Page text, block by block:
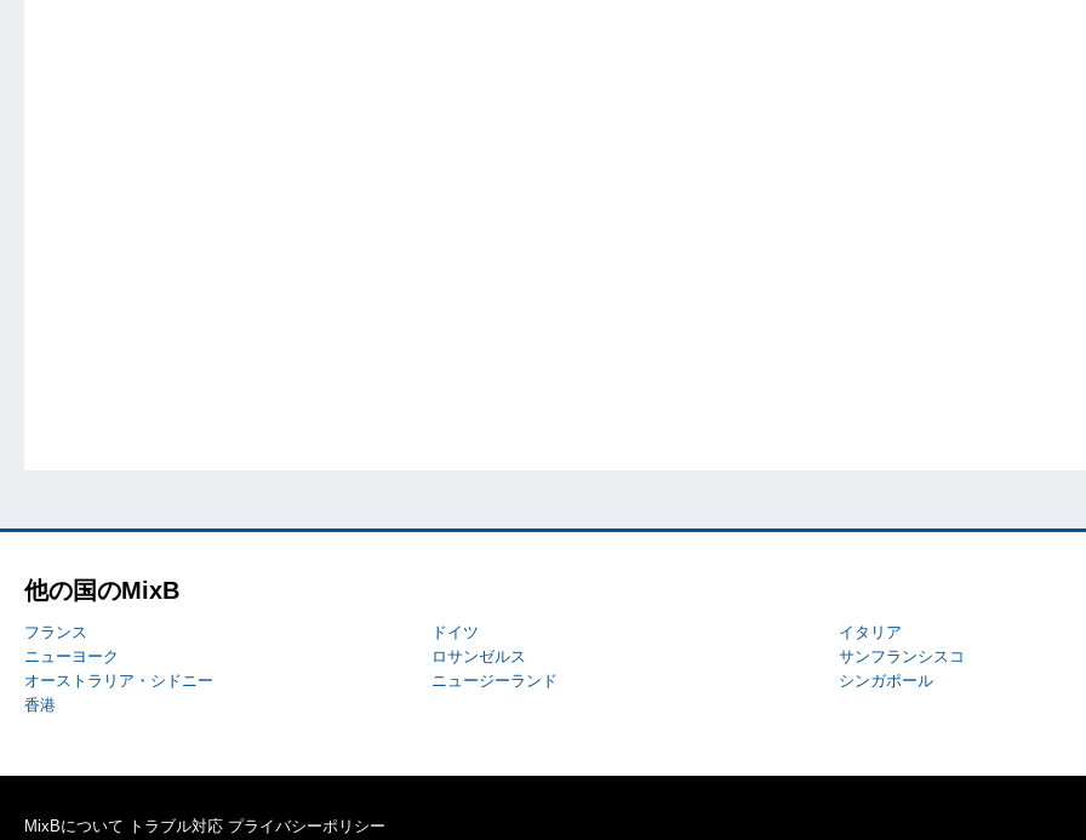
他の国のMixB
フランス ドイツ
イタリア
ニューヨーク
ロサンゼルス
サンフランシスコ
オーストラリア・シドニー
ニュージーランド
シンガポール
香港
MixBについて トラブル対応 プライバシーポリシー